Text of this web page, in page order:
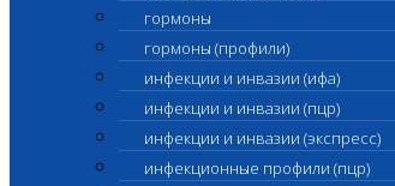
гормоны
гормоны (профили)
инфекции и инвазии (ифа)
инфекции и инвазии (пцр)
инфекции и инвазии (экспресс)
инфекционные профили (пцр)